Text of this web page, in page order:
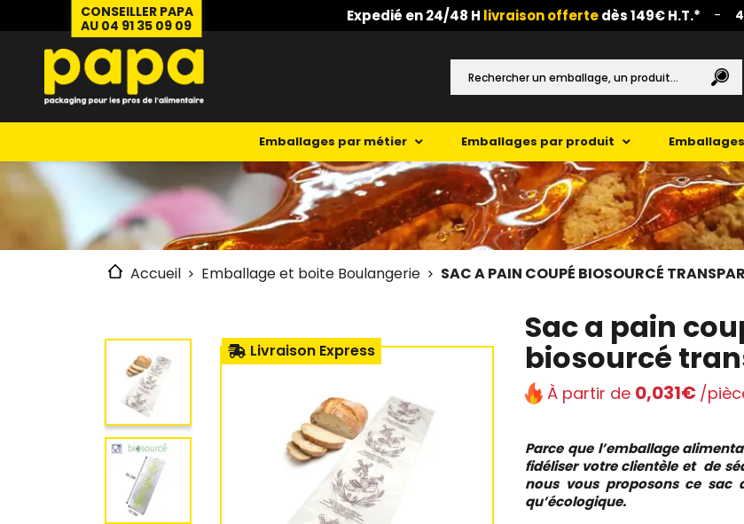
Expedié en 24/48 H livraison offertedès 149€ H.T.* -
CONSEILLER PAPA
AU 04 91 35 09 09
Emballages par métier Emballages par produit
Accueil Emballage et boite Boulangerie SAC A PAIN COUPÉ BIOSOURCÉ
Livraison Express
Sac a pain
biosourcé
À partir de 0,031€ /
Parce que l’emballage
fidéliser votre clientèle et de
nous vous proposons ce sac
qu’écologique.